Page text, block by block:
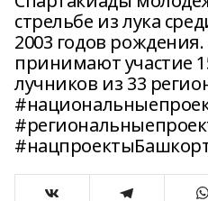
стрельбе из лука
2003 годов
принимают участие
лучников из 33